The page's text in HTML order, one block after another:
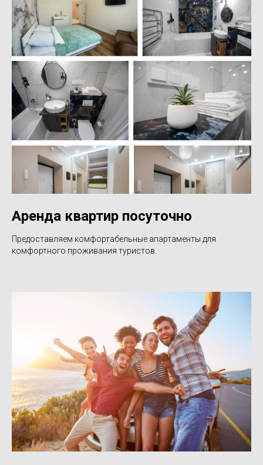
Аренда квартир посуточно
Предоставляем комфортабельные апартаменты для
комфортного проживания туристов.